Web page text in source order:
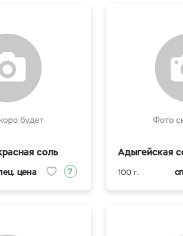
соль
цена
Адыгейская
100 г.